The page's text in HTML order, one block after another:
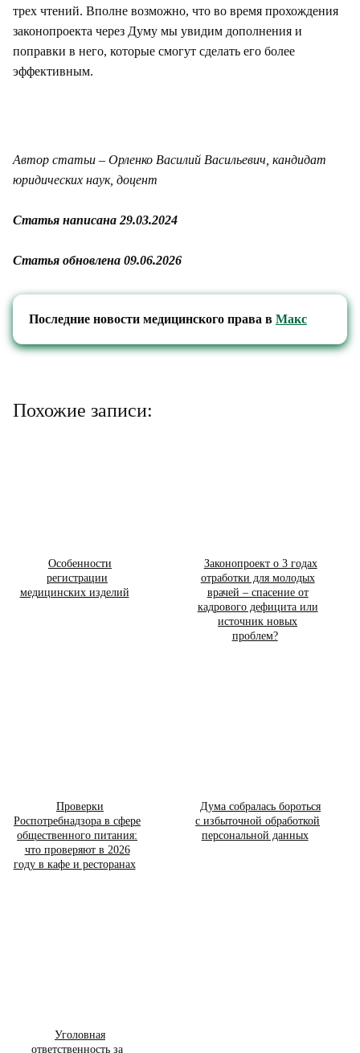
трех чтений. Вполне возможно, что во время прохождения
законопроекта через Думу мы увидим дополнения и
поправки в него, которые смогут сделать его более
эффективным.
Автор статьи – Орленко Василий Васильевич, кандидат
юридических наук, доцент
Статья написана 29.03.2024
Статья обновлена 09.06.2026
Последние новости медицинского права в Макс
Похожие записи:
Особенности
регистрации
медицинских изделий
Законопроект о 3 годах
отработки для молодых
врачей – спасение от
кадрового дефицита или
источник новых
проблем?
Проверки
Роспотребнадзора в сфере
общественного питания:
что проверяют в 2026
году в кафе и ресторанах
Дума собралась бороться
с избыточной обработкой
персональной данных
Уголовная
ответственность за